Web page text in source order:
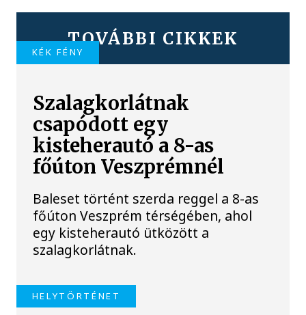
TOVÁBBI CIKKEK
KÉK FÉNY
Szalagkorlátnak
csapódott egy
kisteherautó a 8-as
főúton Veszprémnél
Baleset történt szerda reggel a 8-as
főúton Veszprém térségében, ahol
egy kisteherautó ütközött a
szalagkorlátnak.
HELYTÖRTÉNET